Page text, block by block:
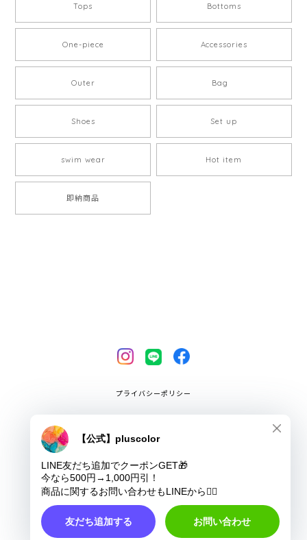
Tops Bottoms
One-piece Accessories
Outer Bag
Shoes Set up
swim wear Hot item
即納商品
プライバシーポリシー